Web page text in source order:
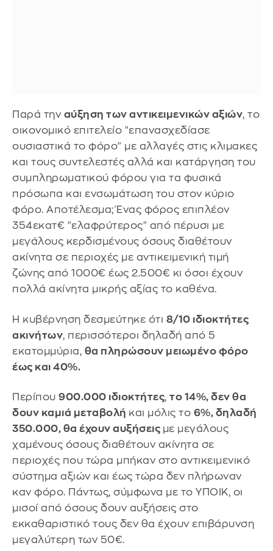
Παρά την αύξηση των αντικειμενικών αξιών, το
οικονομικό επιτελείο "επανασχεδίασε
ουσιαστικά το φόρο" με αλλαγές στις κλιμακες
και τους συντελεστές αλλά και κατάργηση του
συμπληρωματικού φόρου για τα φυσικά
πρόσωπα και ενσωμάτωση του στον κύριο
φόρο. Αποτέλεσμα; Ένας φόρος επιπλέον
354εκατ€ "ελαφρύτερος" από πέρυσι με
μεγάλους κερδισμένους όσους διαθέτουν
ακίνητα σε περιοχές με αντικειμενική τιμή
ζώνης από 1000€ έως 2.500€ κι όσοι έχουν
πολλά ακίνητα μικρής αξίας το καθένα.
Η κυβέρνηση δεσμεύτηκε ότι 8/10 ιδιοκτήτες
ακινήτων, περισσότεροι δηλαδή από 5
εκατομμύρια, θα πληρώσουν μειωμένο φόρο
έως και 40%.
Περίπου 900.000 ιδιοκτήτες, το 14%, δεν θα
δουν καμιά μεταβολή και μόλις το 6%, δηλαδή
350.000, θα έχουν αυξήσεις με μεγάλους
χαμένους όσους διαθέτουν ακίνητα σε
περιοχές που τώρα μπήκαν στο αντικειμενικό
σύστημα αξιών και έως τώρα δεν πλήρωναν
καν φόρο. Πάντως, σύμφωνα με το ΥΠΟΙΚ, οι
μισοί από όσους δουν αυξήσεις στο
εκκαθαριστικό τους δεν θα έχουν επιβάρυνση
μεγαλύτερη των 50€.